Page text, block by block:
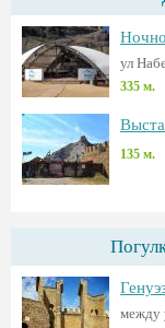
ул
335 м.
135 м.
между